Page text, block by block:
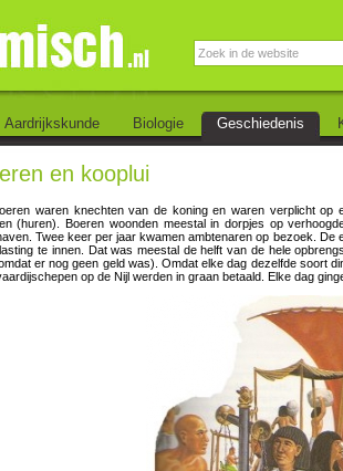
Aardrijkskunde Biologie Geschiedenis
en kooplui
waren knechten van de koning en waren verplicht
(huren). Boeren woonden meestal in dorpjes op
Twee keer per jaar kwamen ambtenaren op bezoek.
te innen. Dat was meestal de helft van de hele
er nog geen geld was). Omdat elke dag dezelfde soort
op de Nijl werden in graan betaald. Elke dag